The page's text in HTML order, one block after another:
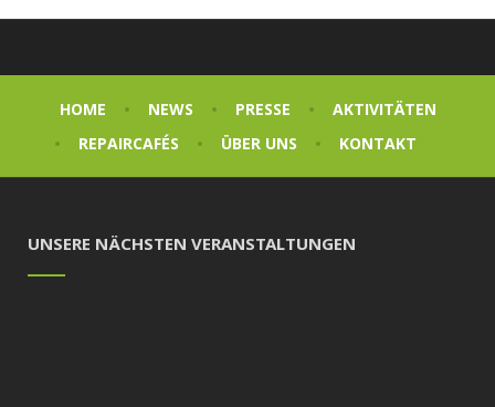
HOME NEWS PRESSE
AKTIVITÄTEN
REPAIRCAFÉS
ÜBER UNS KONTAKT
UNSERE NÄCHSTEN VERANSTALTUNGEN